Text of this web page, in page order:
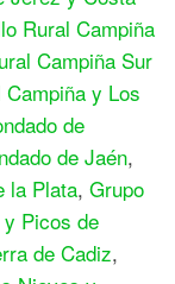
Rural Campiña
Campiña Sur
y Los
de
de Jaén,
la Plata, Grupo
Picos de
de Cadiz,